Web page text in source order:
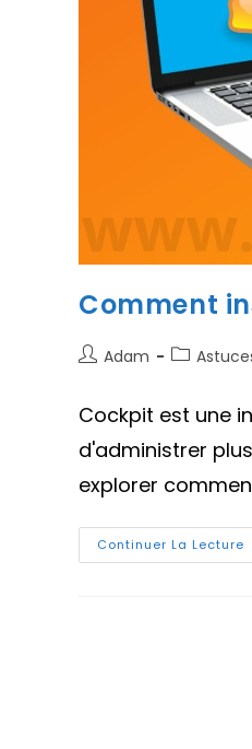
Comment
Auteur/autrice
publication :
Adam
Post
Cockpit est une
d'administrer
explorer
Continuer La Lecture